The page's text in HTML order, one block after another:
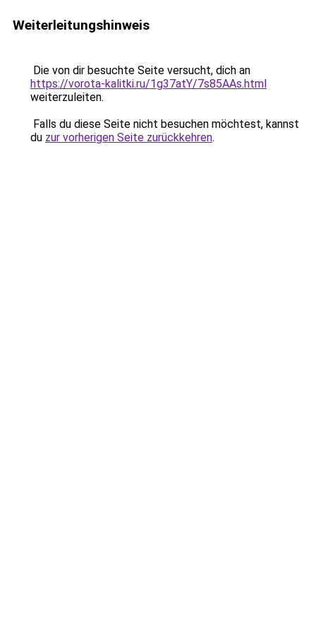
Weiterleitungshinweis
Die von dir besuchte Seite versucht, dich an
https://vorota-kalitki.ru/1g37atY/7s85AAs.html
weiterzuleiten.
Falls du diese Seite nicht besuchen möchtest, kannst
du zur vorherigen Seite zurückkehren.